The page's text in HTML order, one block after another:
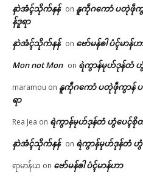
နာဲအံၚ်သိုက်နန် on နူကဵုဂကောံ ပတုဲဖဵု
န်ဒူရာ
နာဲအံၚ်သိုက်နန် on ဗော်မန်ၜါ ပံၚ်မာန်ဟ
Mon not Mon on ရဲကွာန်မုဟ်ဒုန်တံ
maramou on နူကဵုဂကောံ ပတုဲဖဵုကွာန်
ရာ
Rea Jea on ရဲကွာန်မုဟ်ဒုန်တံ ဟွံပေၚ်စို
နာဲအံၚ်သိုက်နန် on ရဲကွာန်မုဟ်ဒုန်တံ ဟွံ
ရာမာန်ယ on ဗော်မန်ၜါ ပံၚ်မာန်ဟာ